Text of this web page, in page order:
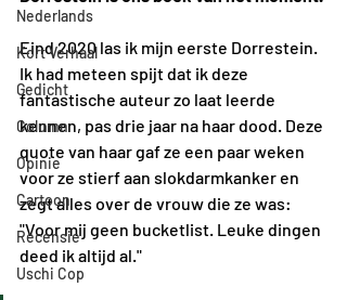
Nederlands
Kort Verhaal
Gedicht
Column
Opinie
Cartoon
Recensie
Uschi Cop
Eind 2020 las ik mijn eerste Dorrestein.
Ik had meteen spijt dat ik deze
fantastische auteur zo laat leerde
kennen, pas drie jaar na haar dood. Deze
quote van haar gaf ze een paar weken
voor ze stierf aan slokdarmkanker en
zegt alles over de vrouw die ze was:
"Voor mij geen bucketlist. Leuke dingen
deed ik altijd al."